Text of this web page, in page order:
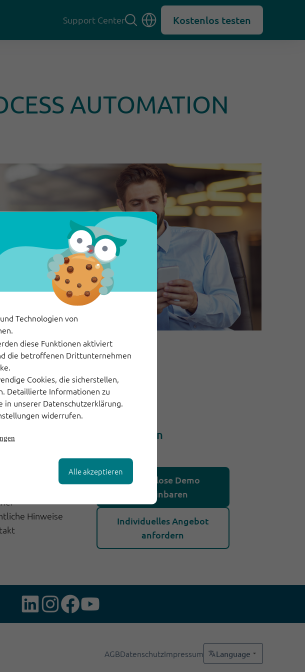
Technologien von
diese Funktionen aktiviert
die betroffenen Drittunternehmen
Cookies, die sicherstellen,
Detaillierte Informationen zu
unserer Datenschutzerklärung.
widerrufen.
Alle akzeptieren
Support Center Kostenlos testen
AUTOMATION
Hinweise
Jetzt starten
Kostenlose Demo
vereinbaren
Individuelles Angebot
anfordern
AGBDatenschutzImpressum Language